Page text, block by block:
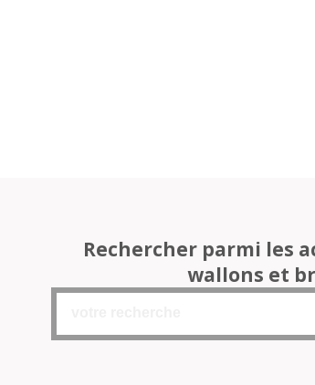
Rechercher parmi les
wallons et